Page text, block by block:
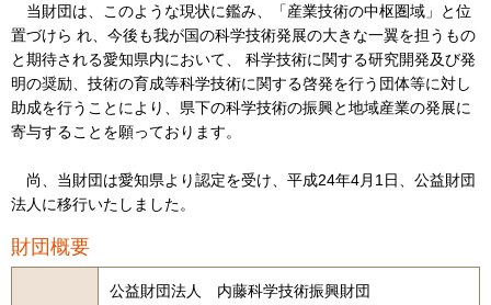
当財団は、このような現状に鑑み、「産業技術の中枢圏域」と位
置づけら れ、今後も我が国の科学技術発展の大きな一翼を担うもの
と期待される愛知県内において、 科学技術に関する研究開発及び発
明の奨励、技術の育成等科学技術に関する啓発を行う団体等に対し
助成を行うことにより、県下の科学技術の振興と地域産業の発展に
寄与することを願っております。
尚、当財団は愛知県より認定を受け、平成24年4月1日、公益財団
法人に移行いたしました。
財団概要
公益財団法人 内藤科学技術振興財団